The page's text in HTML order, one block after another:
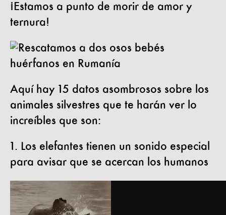
¡Estamos a punto de morir de amor y
ternura!
Aquí hay 15 datos asombrosos sobre los
animales silvestres que te harán ver lo
increíbles que son:
1. Los elefantes tienen un sonido especial
para avisar que se acercan los humanos